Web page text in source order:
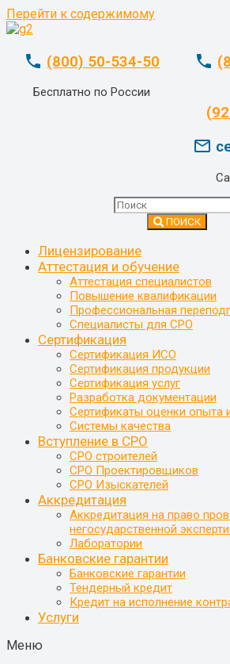
Перейти к содержимому
phone (800) 50-534-50
Бесплатно по России
phone
mail_outline
ПОИСК
Лицензирование
Аттестация и обучение
Аттестация специалистов
Повышение квалификации
Профессиональная
Специалисты для СРО
Сертификация
Сертификация ИСО
Сертификация продукции
Сертификация услуг
Разработка документации
Сертификаты оценки опыта
Системы качества
Вступление в СРО
СРО строителей
СРО Проектировщиков
СРО Изыскателей
Аккредитация
Аккредитация на право
негосударственной
Лаборатории
Банковские гарантии
Банковские гарантии
Тендерный кредит
Кредит на исполнение
Услуги
Меню